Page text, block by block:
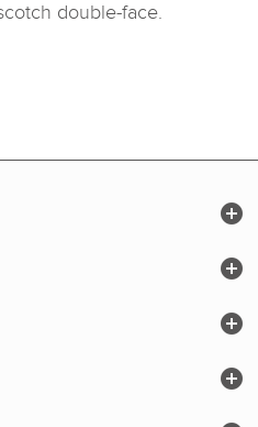
double-face.



